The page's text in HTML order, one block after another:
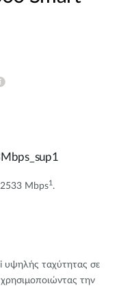
Mbps1.
υψηλής ταχύτητας σε
την